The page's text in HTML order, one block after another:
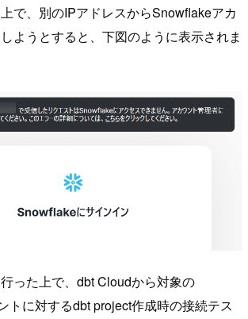
で、別のIPアドレスからSnowflakeアカ
ようとすると、下図のように表示されま
った上で、dbt Cloudから対象の
トに対するdbt project作成時の接続テス